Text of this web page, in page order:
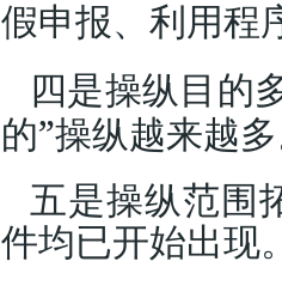
假申报、利用程
四是操纵目的
的”操纵越来越
五是操纵范围
件均已开始出现